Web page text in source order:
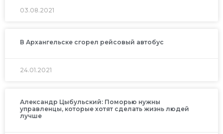
03.08.2021
В Архангельске сгорел рейсовый автобус
24.01.2021
Александр Цыбульский: Поморью нужны
управленцы, которые хотят сделать жизнь людей
лучше